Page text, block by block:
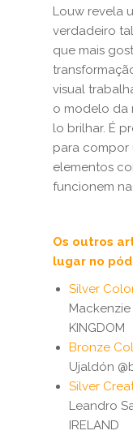
Louw revela
verdadeiro
que mais
visual
o modelo da
lo brilhar. É
para compor
elementos
funcionem
Os outros
lugar no
Silver
Mackenzie
KINGDOM
Bronze
Ujaldón
Silver
Leandro
IRELAND